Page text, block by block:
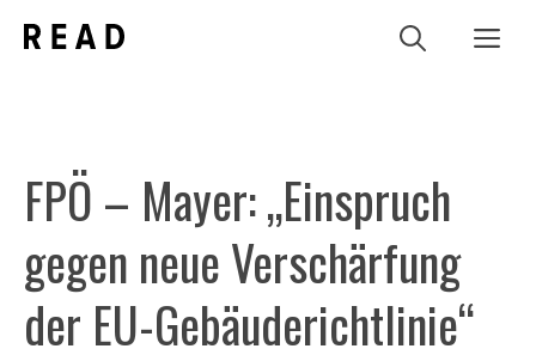
Inhalt
FPÖ – Mayer: „Einspruch
gegen neue Verschärfung
der EU-Gebäuderichtlinie“